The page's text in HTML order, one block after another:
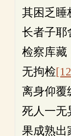
其困乏睡
长者子耶
检察库藏
无拘检
离身仰覆
死人一无
果成熟出